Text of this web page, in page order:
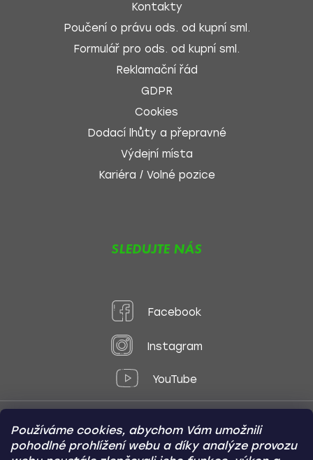
Používáme cookies, abychom Vám umožnili
pohodlné prohlížení webu a díky analýze provozu
Kontakty
Poučení o právu ods. od kupní sml.
Formulář pro ods. od kupní sml.
Reklamační řád
GDPR
Cookies
Dodací lhůty a přepravné
Výdejní místa
Kariéra / Volné pozice
SLEDUJTE NÁS
Facebook
Instagram
YouTube
Způsoby platby:
Online
Převod Dobírka